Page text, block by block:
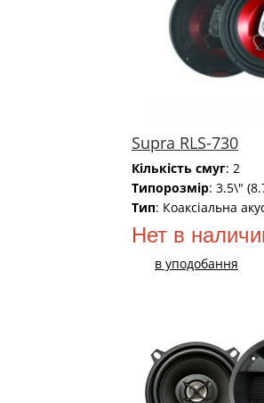
Supra RLS-730
Кількість смуг: 2
Типорозмір: 3.5\"
Тип: Коаксіальна
Нет в
в уподобання